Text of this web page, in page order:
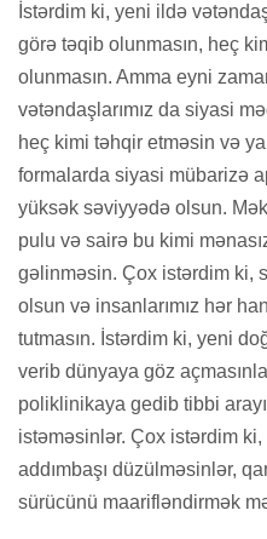
İstərdim ki, yeni ildə
görə təqib olunmasın, heç
olunmasın. Amma eyni
vətəndaşlarımız da siyasi
heç kimi təhqir etməsin və
formalarda siyasi mübarizə
yüksək səviyyədə olsun.
pulu və sairə bu kimi
gəlinməsin. Çox istərdim ki,
olsun və insanlarımız hər
tutmasın. İstərdim ki, yeni
verib dünyaya göz
poliklinikaya gedib tibbi
istəməsinlər. Çox istərdim
addımbaşı düzülməsinlər,
sürücünü maarifləndirmək